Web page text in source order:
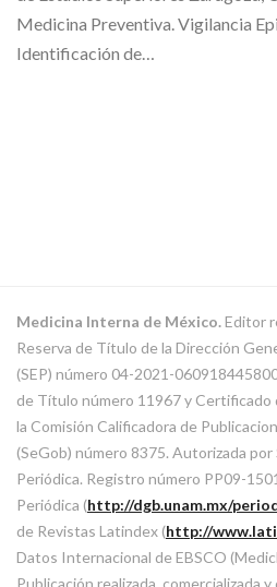
Medicina Preventiva. Vigilancia
Identificación de…
Medicina Interna de México.Editor
Reserva de Título de la Dirección
(SEP) número 04-2021-
de Título número 11967 y
la Comisión Calificadora de
(SeGob) número 8375. Autorizada
Periódica. Registro número PP09-
Periódica (http://dgb.unam.mx/
de Revistas Latindex (http://
Datos Internacional de EBSCO